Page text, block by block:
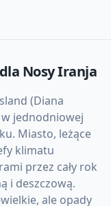
Nosy Iranja
(Diana
jednodniowej
Miasto, leżące
klimatu
przez cały rok
i deszczową.
ale opady